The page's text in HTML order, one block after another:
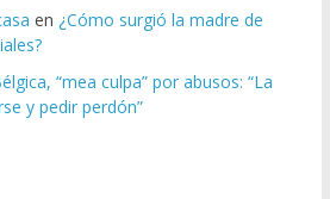
en ¿Cómo surgió la madre de
“mea culpa” por abusos: “La
y pedir perdón”